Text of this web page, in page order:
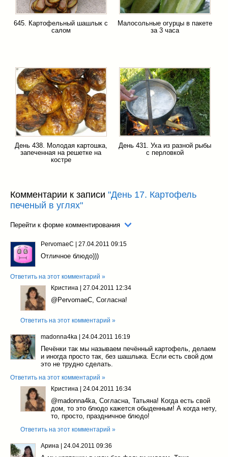
645. Картофельный шашлык с
салом
Малосольные огурцы в пакете
за 3 часа
День 438. Молодая картошка,
запеченная на решетке на
костре
День 431. Уха из разной рыбы
с перловкой
Комментарии к записи "День 17. Картофель
печеный в углях"
Перейти к форме комментирования
PervomaeC 27.04.2011 09:15
Отличное блюдо)))
Ответить на этот комментарий »
Кристина
27.04.2011 12:34
@PervomaeC, Согласна!
Ответить на этот комментарий »
madonna4ka 24.04.2011 16:19
Печёнки так мы называем печённый картофель, делаем
и иногда просто так, без шашлыка. Если есть свой дом
это не трудно сделать.
Ответить на этот комментарий »
Кристина
24.04.2011 16:34
@madonna4ka, Согласна, Татьяна! Когда есть свой
дом, то это блюдо кажется обыденным! А когда нету,
то, просто, праздничное блюдо!
Ответить на этот комментарий »
Арина 24.04.2011 09:36